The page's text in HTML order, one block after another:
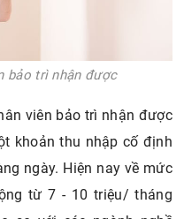
bảo trì nhận được
viên bảo trì nhận được
khoản thu nhập cố định
ngày. Hiện nay về mức
từ 7 - 10 triệu/ tháng